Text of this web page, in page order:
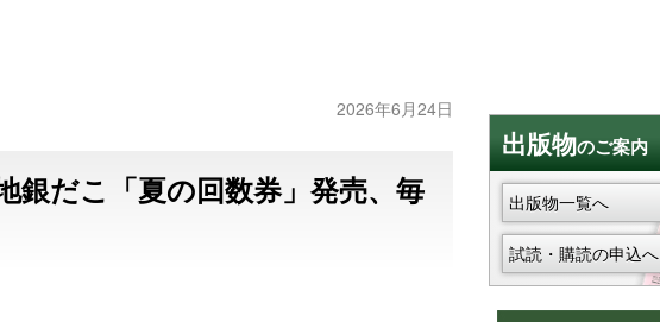
2026年6月24日
銀だこ「夏の回数券」発売、毎
出版物のご案内
出版物一覧へ
試読・購読の申込へ